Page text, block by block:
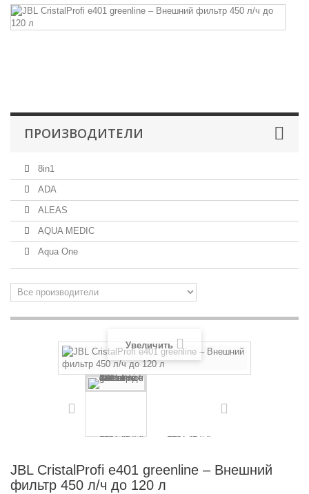
ПРОИЗВОДИТЕЛИ
8in1
ADA
ALEAS
AQUA MEDIC
Aqua One
Увеличить
JBL CristalProfi e401 greenline – Внешний
фильтр 450 л/ч до 120 л